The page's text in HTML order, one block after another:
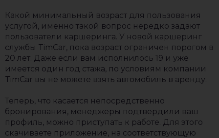
Какой минимальный возраст для пользования
услугой, именно такой вопрос нередко задают
пользователи каршеринга. У новой каршеринг
службы TimCar, пока возраст ограничен порогом в
20 лет. Даже если вам исполнилось 19 и уже
имеется один год стажа, по условиям компании
TimCar вы не можете взять автомобиль в аренду.
Теперь, что касается непосредственно
бронирования, менеджеры подтвердили ваш
профиль, можно приступать к работе. Для этого
скачиваете приложение, на соответствующую